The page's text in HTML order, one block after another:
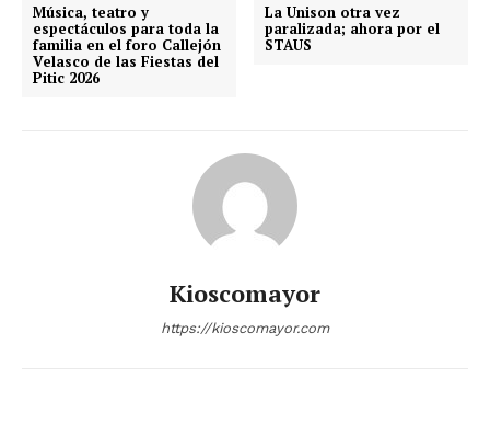
Música, teatro y
espectáculos para toda la
familia en el foro Callejón
Velasco de las Fiestas del
Pitic 2026
La Unison otra vez
paralizada; ahora por el
STAUS
Kioscomayor
https://kioscomayor.com